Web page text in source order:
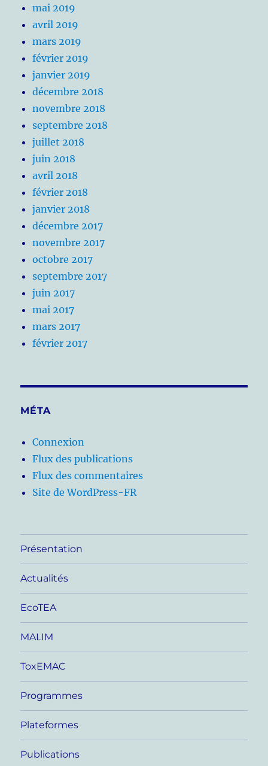
mai 2019
avril 2019
mars 2019
février 2019
janvier 2019
décembre 2018
novembre 2018
septembre 2018
juillet 2018
juin 2018
avril 2018
février 2018
janvier 2018
décembre 2017
novembre 2017
octobre 2017
septembre 2017
juin 2017
mai 2017
mars 2017
février 2017
MÉTA
Connexion
Flux des publications
Flux des commentaires
Site de WordPress-FR
Présentation
Actualités
EcoTEA
MALIM
ToxEMAC
Programmes
Plateformes
Publications